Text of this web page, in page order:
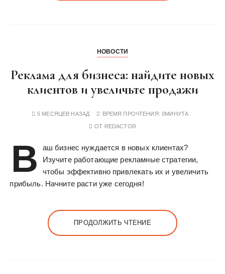
НОВОСТИ
Реклама для бизнеса: найдите новых
клиентов и увеличьте продажи
5 МЕСЯЦЕВ НАЗАД ВРЕМЯ ПРОЧТЕНИЯ:0МИНУТА
ОТ REDACTOR
В
аш бизнес нуждается в новых клиентах?
Изучите работающие рекламные стратегии,
чтобы эффективно привлекать их и увеличить
прибыль. Начните расти уже сегодня!
ПРОДОЛЖИТЬ ЧТЕНИЕ